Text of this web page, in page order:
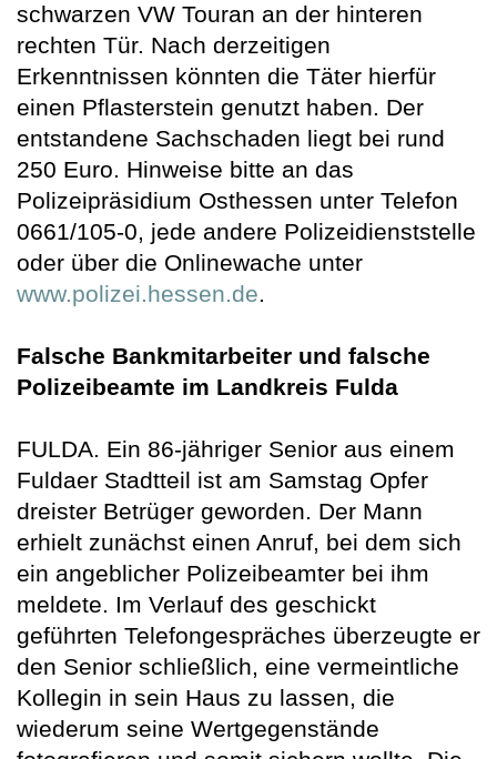
schwarzen VW Touran an der hinteren
rechten Tür. Nach derzeitigen
Erkenntnissen könnten die Täter hierfür
einen Pflasterstein genutzt haben. Der
entstandene Sachschaden liegt bei rund
250 Euro. Hinweise bitte an das
Polizeipräsidium Osthessen unter Telefon
0661/105-0, jede andere Polizeidienststelle
oder über die Onlinewache unter
www.polizei.hessen.de.
Falsche Bankmitarbeiter und falsche
Polizeibeamte im Landkreis Fulda
FULDA. Ein 86-jähriger Senior aus einem
Fuldaer Stadtteil ist am Samstag Opfer
dreister Betrüger geworden. Der Mann
erhielt zunächst einen Anruf, bei dem sich
ein angeblicher Polizeibeamter bei ihm
meldete. Im Verlauf des geschickt
geführten Telefongespräches überzeugte er
den Senior schließlich, eine vermeintliche
Kollegin in sein Haus zu lassen, die
wiederum seine Wertgegenstände